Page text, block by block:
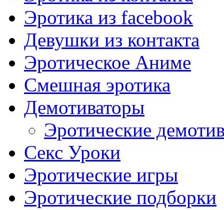
Эротика из facebook
Девушки из контакта
Эротическое Аниме
Смешная эротика
Демотиваторы
Эротические
Секс Уроки
Эротические игры
Эротические подборки